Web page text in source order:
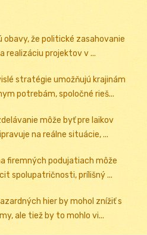
obavy, že politické zasahovanie
realizáciu projektov v ...
stratégie umožňujú krajinám
potrebám, spoločné rieš...
môže byť pre laikov
na reálne situácie, ...
firemných podujatiach môže
spolupatričnosti, prílišný ...
hier by mohol znížiť s
ale tiež by to mohlo vi...